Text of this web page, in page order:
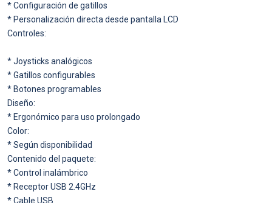
* Configuración de gatillos
* Personalización directa desde pantalla LCD
Controles:
* Joysticks analógicos
* Gatillos configurables
* Botones programables
Diseño:
* Ergonómico para uso prolongado
Color:
* Según disponibilidad
Contenido del paquete:
* Control inalámbrico
* Receptor USB 2.4GHz
* Cable USB